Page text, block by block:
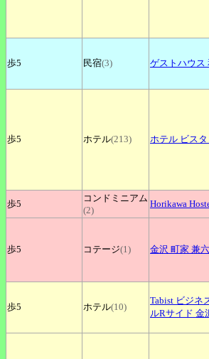
歩5 民宿(3) ゲストハウス
歩5 ホテル(213) ホテル ビス
歩5
コンドミニアム
(2)
Horikawa
歩5 コテージ(1) 金沢 町家 兼六
歩5 ホテル(10)
Tabist ビジネ
ルRサイド 金